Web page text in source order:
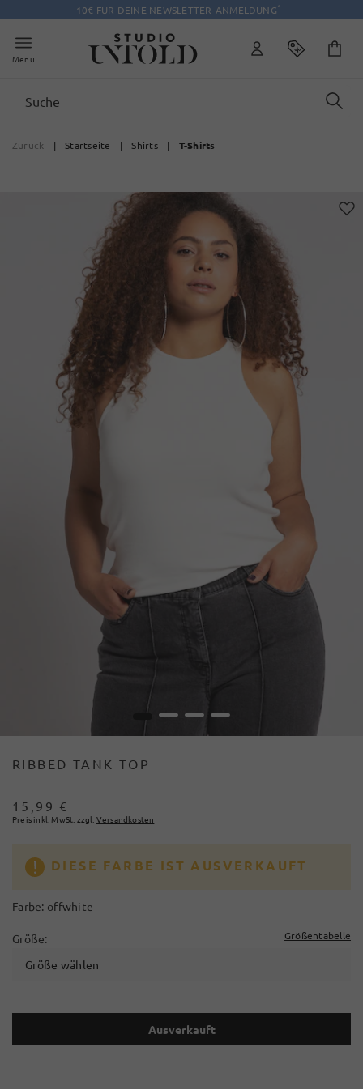
10€ FÜR DEINE NEWSLETTER-ANMELDUNG*
Menü
Zurück | Startseite | Shirts | T-Shirts
1 2 3 4
RIBBED TANK TOP
15,99 €
Preis inkl. MwSt. zzgl. Versandkosten
DIESE FARBE IST AUSVERKAUFT
Farbe: offwhite
Größe: Größentabelle
Größe wählen
Ausverkauft